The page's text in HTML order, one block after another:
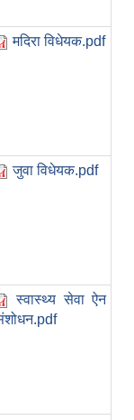
मदिरा विधेयक.pdf
जुवा विधेयक.pdf
स्वास्थ्य सेवा ऐन